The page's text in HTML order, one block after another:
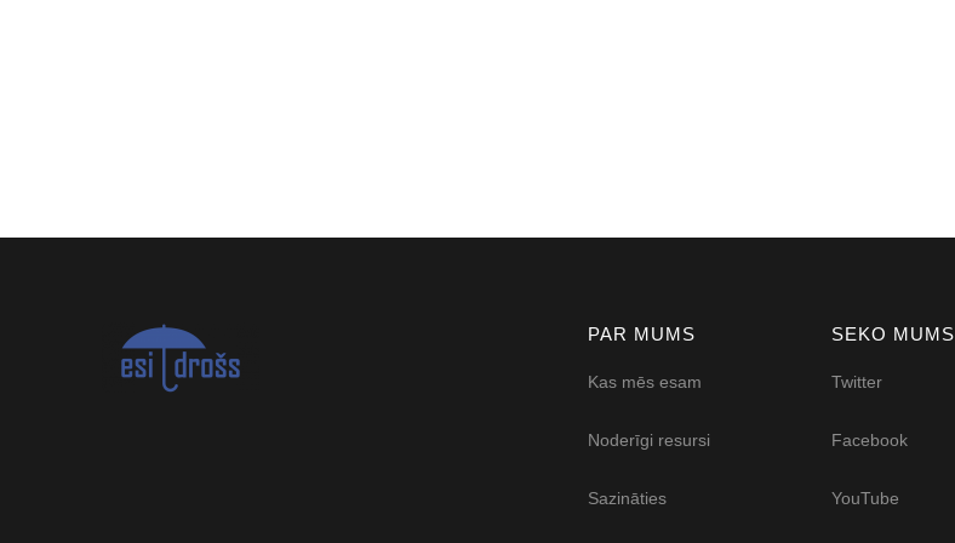
PAR MUMS
Kas mēs esam
Noderīgi resursi
Sazināties
SEKO MUMS
Twitter
Facebook
YouTube